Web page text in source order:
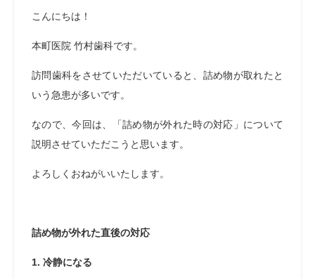
こんにちは！
本町医院 竹村歯科です。
訪問歯科をさせていただいていると、詰め物が取れたと
いう急患が多いです。
なので、今回は、「詰め物が外れた時の対応」について
説明させていただこうと思います。
よろしくおねがいいたします。
詰め物が外れた直後の対応
1. 冷静になる